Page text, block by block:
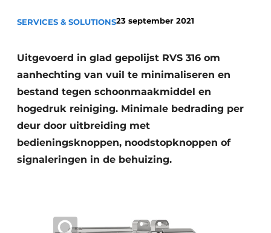
Vacatures
SERVICES & SOLUTIONS23 september 2021
Uitgevoerd in glad gepolijst RVS 316 om
aanhechting van vuil te minimaliseren en
bestand tegen schoonmaakmiddel en
hogedruk reiniging. Minimale bedrading per
deur door uitbreiding met
bedieningsknoppen, noodstopknoppen of
signaleringen in de behuizing.